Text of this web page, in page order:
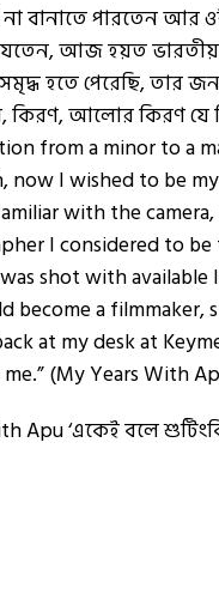
না বানাতে পারতেন
যেতেন, আজ হয়ত
হতে পেরেছি, তার
কিরণ, আলোর কিরণ যে
from a minor to a
now I wished to be
with the
I considered to
shot with
become a filmmaker,
at my desk at
(My Years With
Apu ‘একেই বলে